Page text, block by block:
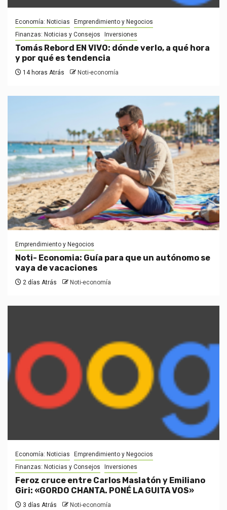
Economía: Noticias
Emprendimiento y Negocios
Finanzas: Noticias y Consejos
Inversiones
Tomás Rebord EN VIVO: dónde verlo, a qué hora
y por qué es tendencia
14 horas Atrás Noti-economía
Emprendimiento y Negocios
Noti- Economia: Guía para que un autónomo se
vaya de vacaciones
2 días Atrás Noti-economía
Economía: Noticias
Emprendimiento y Negocios
Finanzas: Noticias y Consejos
Inversiones
Feroz cruce entre Carlos Maslatón y Emiliano
Giri: «GORDO CHANTA. PONÉ LA GUITA VOS»
3 días Atrás Noti-economía